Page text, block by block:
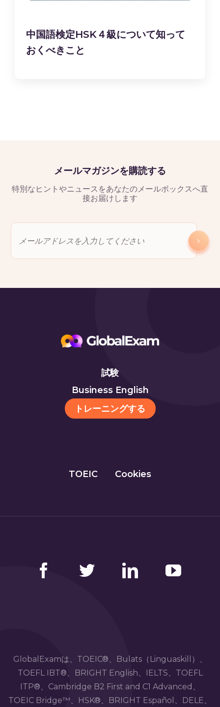
中国語検定HSK４級について知って
おくべきこと
メールマガジンを購読する
特別なヒントやニュースをあなたのメールボックスへ直
接お届けします
試験
Business English
トレーニングする
TOEIC Cookies
GlobalExamは、TOEIC®、Bulats（Linguaskill）、
TOEFL IBT®、BRIGHT English、IELTS、TOEFL
ITP®、Cambridge B2 First and C1 Advanced、
TOEIC Bridge™、HSK®、BRIGHT Español、DELE、